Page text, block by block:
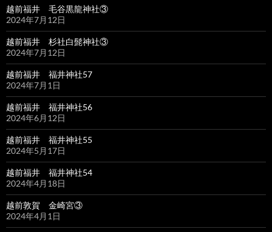
越前福井 毛谷黒龍神社③
2024年7月12日
越前福井 杉社白髭神社③
2024年7月12日
越前福井 福井神社57
2024年7月1日
越前福井 福井神社56
2024年6月12日
越前福井 福井神社55
2024年5月17日
越前福井 福井神社54
2024年4月18日
越前敦賀 金崎宮③
2024年4月1日